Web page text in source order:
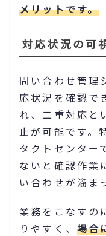
メリットです。
対応状況の可
問い合わせ管理
応状況を確認で
れ、二重対応と
止が可能です。
タクトセンター
ないと確認作業
い合わせが溜ま
業務をこなすの
りやすく、 場合